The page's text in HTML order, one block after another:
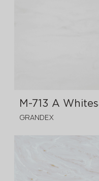
GRANDEX
3680x760x12 mm